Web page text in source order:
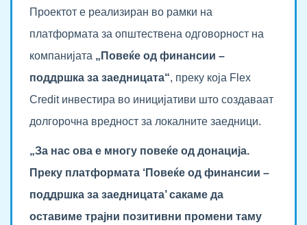
Проектот е реализиран во рамки на
платформата за општествена одговорност на
компанијата „Повеќе од финансии –
поддршка за заедницата“, преку која Flex
Credit инвестира во иницијативи што создаваат
долгорочна вредност за локалните заедници.
„За нас ова е многу повеќе од донација.
Преку платформата ‘Повеќе од финансии –
поддршка за заедницата’ сакаме да
оставиме трајни позитивни промени таму